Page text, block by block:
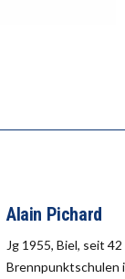
Alain Pichard
Jg 1955, Biel, seit
Brennpunktschulen